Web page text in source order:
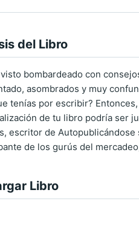
del Libro
bombardeado con
asombrados y muy
tenías por escribir? Entonces,
de tu libro podría ser
escritor de Autopublicándose
de los gurús del
Libro